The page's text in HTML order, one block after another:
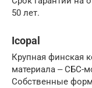
50 лет.
Icopal
Крупная финская
материала ‒ СБС-
Собственные